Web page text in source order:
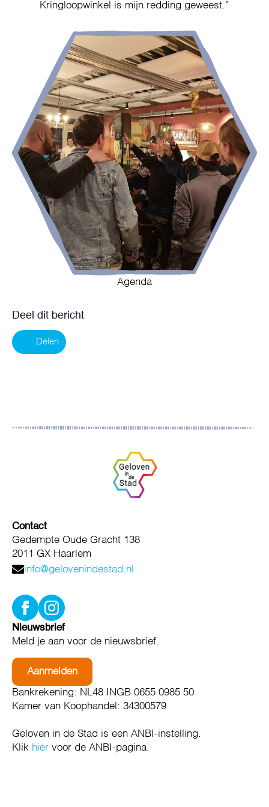
Kringloopwinkel is mijn redding geweest.”
Agenda
Deel dit bericht
Delen
Contact
Gedempte Oude Gracht 138
2011 GX Haarlem
info@gelovenindestad.nl
Nieuwsbrief
Meld je aan voor de nieuwsbrief.
Aanmelden
Bankrekening: NL48 INGB 0655 0985 50
Kamer van Koophandel: 34300579
Geloven in de Stad is een ANBI-instelling.
Klik hier voor de ANBI-pagina.